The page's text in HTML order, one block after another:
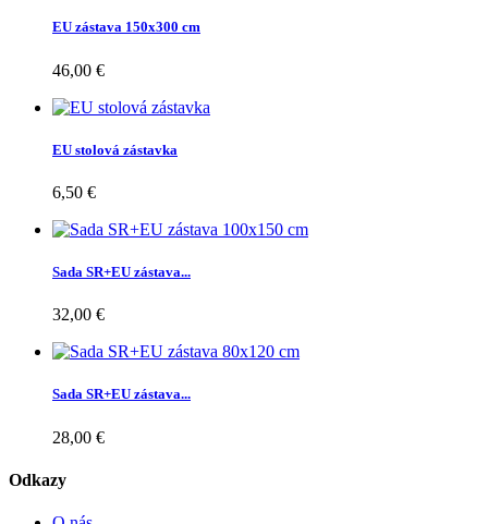
EU zástava 150x300 cm
46,00 €
EU stolová zástavka
6,50 €
Sada SR+EU zástava...
32,00 €
Sada SR+EU zástava...
28,00 €
Odkazy